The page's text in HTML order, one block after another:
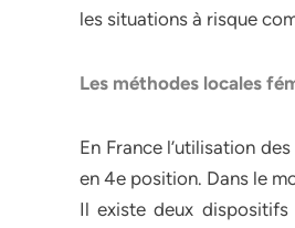
les situations à risque
Les méthodes locales
En France l’utilisation
en 4e position. Dans le
Il existe deux dispositifs